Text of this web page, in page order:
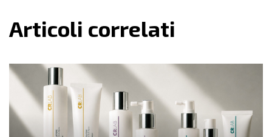
Articoli correlati